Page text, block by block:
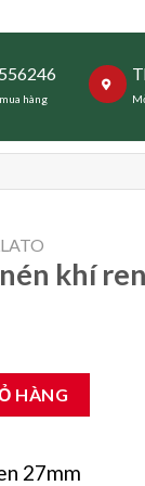
hàng
khí
số lượng
HÀNG
27mm